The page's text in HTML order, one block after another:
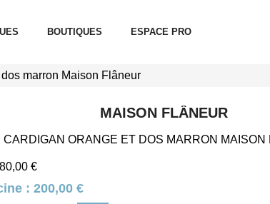
BOUTIQUES ESPACE PRO
marron Maison Flâneur
MAISON FLÂNEUR
CARDIGAN ORANGE ET DOS MARRON MAISON
€
: 200,00 €